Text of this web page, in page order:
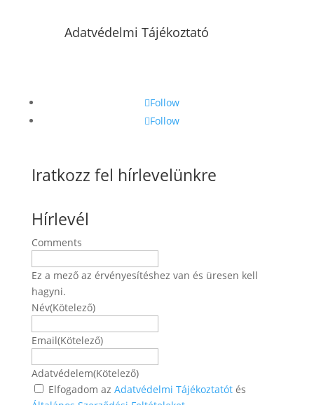
Adatvédelmi Tájékoztató
Follow
Follow
Iratkozz fel hírlevelünkre
Hírlevél
Comments
Ez a mező az érvényesítéshez van és üresen kell
hagyni.
Név(Kötelező)
Email(Kötelező)
Adatvédelem(Kötelező)
Elfogadom az Adatvédelmi Tájékoztatótés